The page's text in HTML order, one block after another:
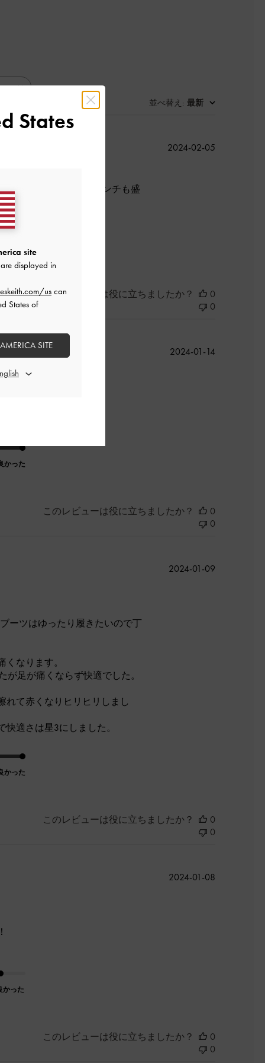
並べ替え : 最新
底を選びました。7センチも盛
かった
公
2024-02-05
このレビューは役に立ちましたか？
0
0
かった
公
2024-01-14
このレビューは役に立ちましたか？
0
0
ーツはゆったり履きたいので丁
なります。
足が痛くならず快適でした。
れて赤くなりヒリヒリしまし
適さは星3にしました。
かった
公
2024-01-09
このレビューは役に立ちましたか？
0
0
かった
公
2024-01-08
このレビューは役に立ちましたか？
0
0
States
site
displayed in
uscan
States of
SITE